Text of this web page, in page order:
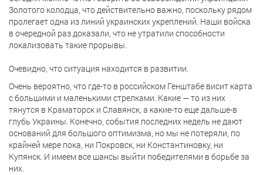
Золотого колодца, что действительно важно, поскольку рядом
пролегает одна из линий украинских укреплений. Наши войска
в очередной раз доказали, что не утратили способности
локализовать такие прорывы.
Очевидно, что ситуация находится в развитии.
Очень вероятно, что где-то в российском Генштабе висит карта
с большими и маленькими стрелками. Какие — то из них
тянутся в Краматорск и Славянск, а какие-то еще дальше-в
глубь Украины. Конечно, события последних недель не дают
оснований для большого оптимизма, но мы не потеряли, по
крайней мере пока, ни Покровск, ни Константиновку, ни
Купянск. И имеем все шансы выйти победителями в борьбе за
них.